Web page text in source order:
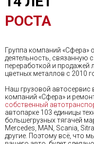
РОСТА
Группа компаний «Сфера»
деятельность, связанную с
переработкой и продажей
цветных металлов с 2010
Наш грузовой автосервис
компаний «Сфера» и
собственный
автопарке 103 единицы
большегрузных тягачей
Mercedes, MAN, Scania,
другие. Поэтому всё, что